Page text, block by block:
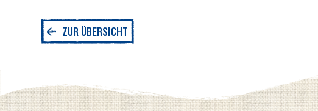
Durchschnittliche Nährwerte pro 100g
Fett
ZUR ÜBERSICHT